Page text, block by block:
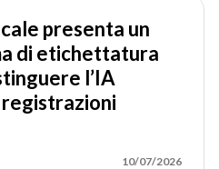
presenta un
di etichettatura
l’IA
10/07/2026